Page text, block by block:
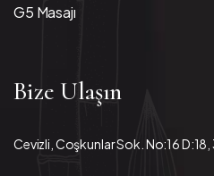
G5 Masajı
Bize Ulaşın
Cevizli, Coşkunlar Sok. No:16